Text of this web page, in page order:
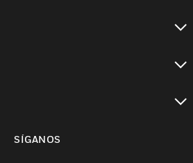
SÍGANOS